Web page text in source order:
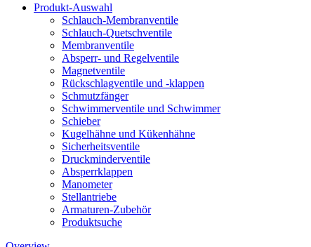
Produkt-Auswahl
Schlauch-Membranventile
Schlauch-Quetschventile
Membranventile
Absperr- und Regelventile
Magnetventile
Rückschlagventile und -klappen
Schmutzfänger
Schwimmerventile und Schwimmer
Schieber
Kugelhähne und Kükenhähne
Sicherheitsventile
Druckminderventile
Absperrklappen
Manometer
Stellantriebe
Armaturen-Zubehör
Produktsuche